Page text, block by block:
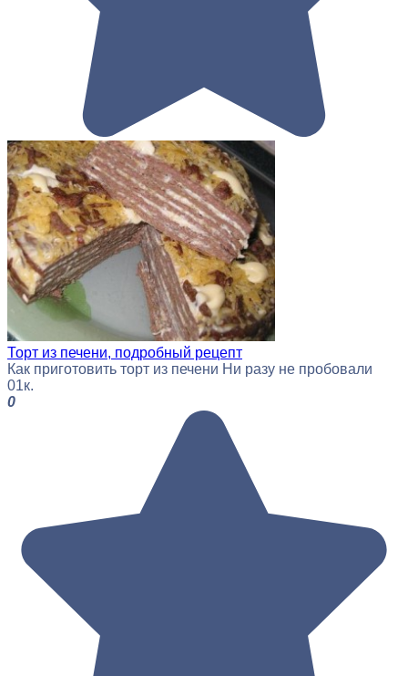
Торт из печени, подробный рецепт
Как приготовить торт из печени Ни разу не пробовали
01к.
0